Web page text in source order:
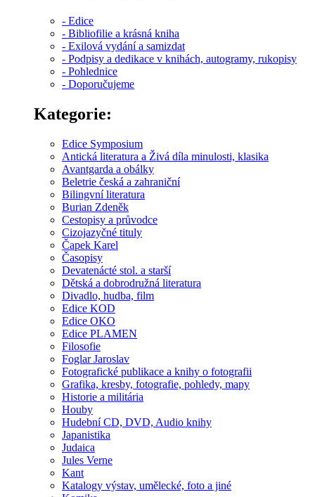
- Edice
- Bibliofilie a krásná kniha
- Exilová vydání a samizdat
- Podpisy a dedikace v knihách, autogramy, rukopisy
- Pohlednice
- Doporučujeme
Kategorie:
Edice Symposium
Antická literatura a Živá díla minulosti, klasika
Avantgarda a obálky
Beletrie česká a zahraniční
Bilingvní literatura
Burian Zdeněk
Cestopisy a průvodce
Cizojazyčné tituly
Čapek Karel
Časopisy
Devatenácté stol. a starší
Dětská a dobrodružná literatura
Divadlo, hudba, film
Edice KOD
Edice OKO
Edice PLAMEN
Filosofie
Foglar Jaroslav
Fotografické publikace a knihy o fotografii
Grafika, kresby, fotografie, pohledy, mapy
Historie a militária
Houby
Hudební CD, DVD, Audio knihy
Japanistika
Judaica
Jules Verne
Kant
Katalogy výstav, umělecké, foto a jiné